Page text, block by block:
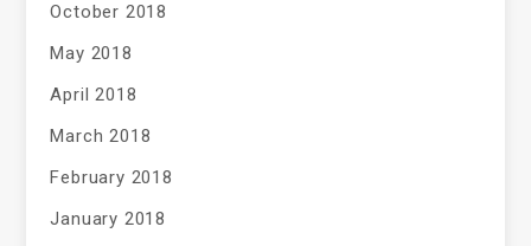
October 2018
May 2018
April 2018
March 2018
February 2018
January 2018